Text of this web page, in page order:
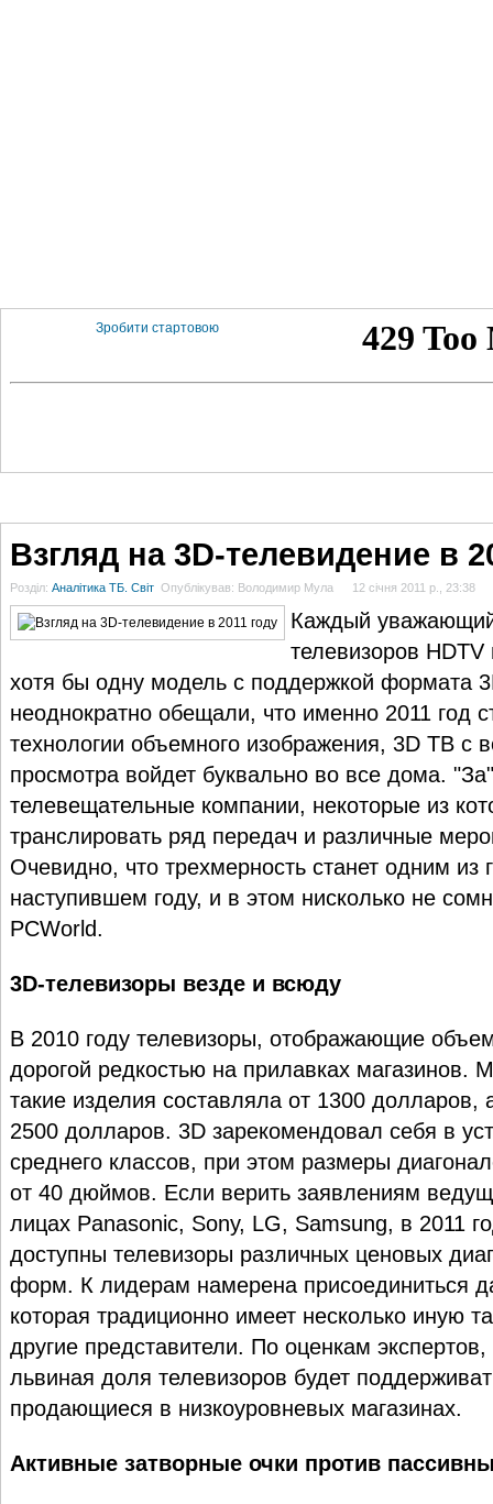
Зробити стартовою
Взгляд на 3D-телевидение в
Розділ: Аналітика ТБ. Світ Опублікував: Володимир Мула 12 січня 2011 р., 23:38
Каждый
телевизоров HDTV
хотя бы одну модель с поддержкой формата
неоднократно обещали, что именно 2011 год
технологии объемного изображения, 3D ТВ с
просмотра войдет буквально во все дома.
телевещательные компании, некоторые из
транслировать ряд передач и различные
Очевидно, что трехмерность станет одним из
наступившем году, и в этом нисколько не
PCWorld.
3D-телевизоры везде и всюду
В 2010 году телевизоры, отображающие
дорогой редкостью на прилавках магазинов.
такие изделия составляла от 1300 долларов,
2500 долларов. 3D зарекомендовал себя в
среднего классов, при этом размеры
от 40 дюймов. Если верить заявлениям
лицах Panasonic, Sony, LG, Samsung, в 2011
доступны телевизоры различных ценовых
форм. К лидерам намерена присоединиться
которая традиционно имеет несколько иную
другие представители. По оценкам экспертов,
львиная доля телевизоров будет
продающиеся в низкоуровневых магазинах.
Активные затворные очки против